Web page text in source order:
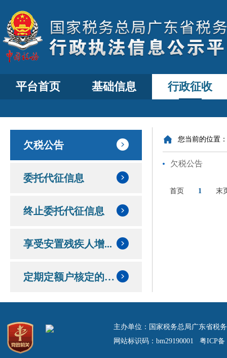
平台首页 基础信息 行政征收
欠税公告
委托代征信息
终止委托代征信息
享受安置残疾人增...
定期定额户核定的定额和应纳税额情况
您当前的位置
欠税公告
首页 1 末
主办单位：国家税务总局广东省税
网站标识码：bm29190001 粤ICP